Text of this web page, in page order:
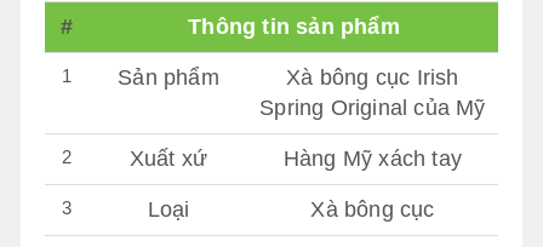
# Thông tin sản phẩm
1 Sản phẩm
Xà bông cục Irish
Spring Original của Mỹ
2 Xuất xứ Hàng Mỹ xách tay
3 Loại Xà bông cục